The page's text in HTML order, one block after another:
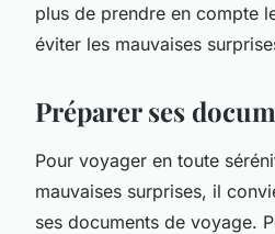
plus de prendre en compte
éviter les mauvaises
Préparer ses
Pour voyager en toute
mauvaises surprises, il
ses documents de voyage.